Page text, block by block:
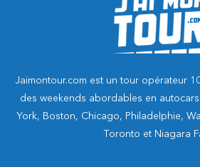
Jaimontour.com est un tour opérateur
des weekends abordables en
York, Boston, Chicago, Philadelphie,
Toronto et Niagara